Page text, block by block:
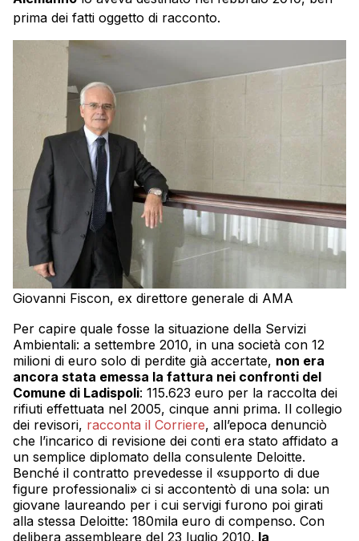
prima dei fatti oggetto di racconto.
Giovanni Fiscon, ex direttore generale di AMA
Per capire quale fosse la situazione della Servizi
Ambientali: a settembre 2010, in una società con 12
milioni di euro solo di perdite già accertate, non era
ancora stata emessa la fattura nei confronti del
Comune di Ladispoli: 115.623 euro per la raccolta dei
rifiuti effettuata nel 2005, cinque anni prima. Il collegio
dei revisori, racconta il Corriere, all’epoca denunciò
che l’incarico di revisione dei conti era stato affidato a
un semplice diplomato della consulente Deloitte.
Benché il contratto prevedesse il «supporto di due
figure professionali» ci si accontentò di una sola: un
giovane laureando per i cui servigi furono poi girati
alla stessa Deloitte: 180mila euro di compenso. Con
delibera assembleare del 23 luglio 2010, la